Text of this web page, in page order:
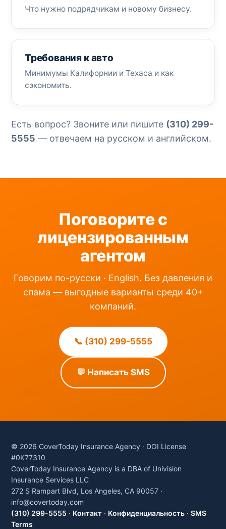
Что нужно подрядчикам и новому бизнесу.
Требования к авто
Минимумы Калифорнии и Техаса и как
сэкономить.
Есть вопрос? Звоните или пишите (310) 299-
5555 — отвечаем на русском и английском.
Поговорите с
лицензированным
агентом
Говорим по-русски · English. Без давления и
спама — выгодные варианты среди 40+
компаний.
📞 (310) 299-5555
💬 Написать SMS
© 2026 CoverToday Insurance Agency · DOI License
#0K77310
CoverToday Insurance Agency is a DBA of Univision
Insurance Services LLC
272 S Rampart Blvd, Los Angeles, CA 90057 ·
info@covertoday.com
(310) 299-5555 · Контакт · Конфиденциальность · SMS
Terms